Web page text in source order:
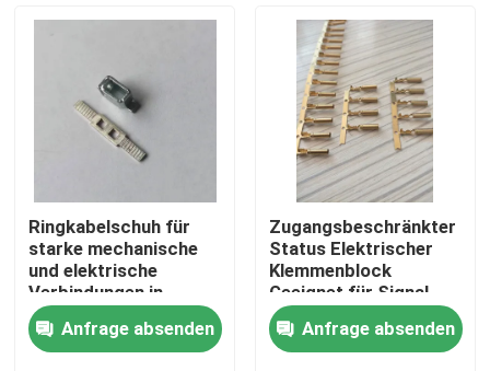
Haus
Ringkabelschuh für
starke mechanische
und elektrische
Verbindungen in
verschiedenen
Anwendungen
Anfrage absenden
Zugangsbeschränkter
Status Elektrischer
Klemmenblock
Geeignet für Signal-
und Stromverkabelung
Gewährleistung der
elektrischen
Anfrage absenden